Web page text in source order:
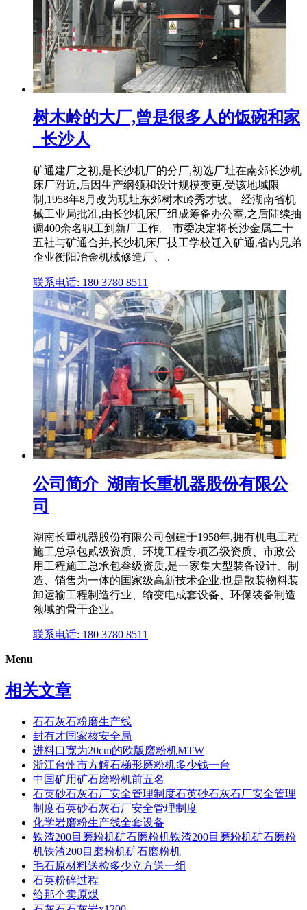
树木岭的大厂,曾是很多人的饭碗和家
_长沙人
矿通建厂之初,是长沙机厂的分厂,初选厂址在南郊长沙机
床厂附近,后因生产纲领和设计规模变更,受该地域限
制,1958年8月改为现址东郊树木岭秀才坡。 经湖南省机
械工业局批准,由长沙机床厂组成筹备办公室,之后陆续抽
调400余名职工到新厂工作。 市委决定将长沙金属二十
五社与矿通合并,长沙机床厂技工学校迁入矿通,省内兄弟
企业衡阳冶金机械修造厂、 .
联系电话: 180 3780 8511
公司简介_湖南长重机器股份有限公
司
湖南长重机器股份有限公司创建于1958年,拥有机电工程
施工总承包贰级资质、环境工程专项乙级资质、市政公
用工程施工总承包叁级资质,是一家集大型装备设计、制
造、销售为一体的国家级高新技术企业,也是散装物料装
卸运输工程制造行业、输变电成套设备、环保装备制造
领域的骨干企业。
联系电话: 180 3780 8511
Menu
相关文章
石石灰石粉磨生产线
封有才国家核安全局
进料口宽为20cm的欧版磨粉机MTW
浙江台州市方解石梯形磨粉机多少钱一台
中国矿用矿石磨粉机前五名
石英砂石灰石厂安全管理制度石英砂石灰石厂安全管理
制度石英砂石灰石厂安全管理制度
化学岩磨粉生产线全套设备
铁渣200目磨粉机矿石磨粉机铁渣200目磨粉机矿石磨粉
机铁渣200目磨粉机矿石磨粉机
毛石原材料送检多少立方送一组
石英粉碎过程
给那个卖原煤